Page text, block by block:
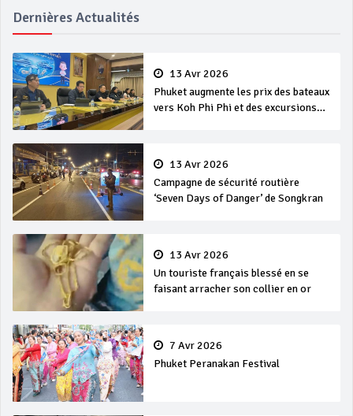
Dernières Actualités
13 Avr 2026
Phuket augmente les prix des bateaux
vers Koh Phi Phi et des excursions
13 Avr 2026
Campagne de sécurité routière
‘Seven Days of Danger’ de Songkran
13 Avr 2026
Un touriste français blessé en se
faisant arracher son collier en or
7 Avr 2026
Phuket Peranakan Festival